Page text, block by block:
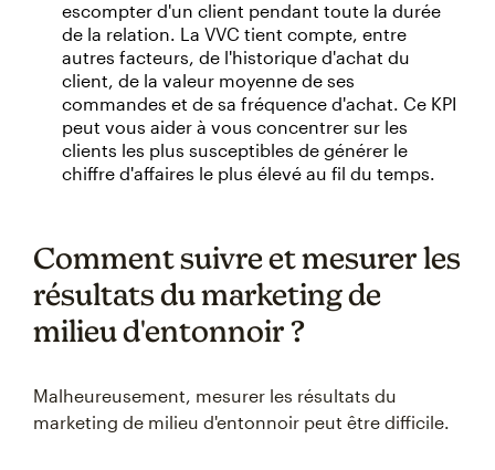
escompter d'un client pendant toute la durée
de la relation. La VVC tient compte, entre
autres facteurs, de l'historique d'achat du
client, de la valeur moyenne de ses
commandes et de sa fréquence d'achat. Ce KPI
peut vous aider à vous concentrer sur les
clients les plus susceptibles de générer le
chiffre d'affaires le plus élevé au fil du temps.
Comment suivre et mesurer les
résultats du marketing de
milieu d'entonnoir ?
Malheureusement, mesurer les résultats du
marketing de milieu d'entonnoir peut être difficile.